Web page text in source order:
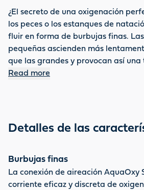
¿El secreto de una oxigenación
los peces o los estanques de
fluir en forma de burbujas finas.
pequeñas ascienden más
que las grandes y provocan así
intensa del oxígeno atmosférico al
algo más discreta que los anillos
oxígeno. La varilla aireadora
mm × 100 mm) funciona
relativamente discreta. Se puede
Read more
Detalles de las
Burbujas finas
La conexión de aireación AquaOxy
corriente eficaz y discreta de